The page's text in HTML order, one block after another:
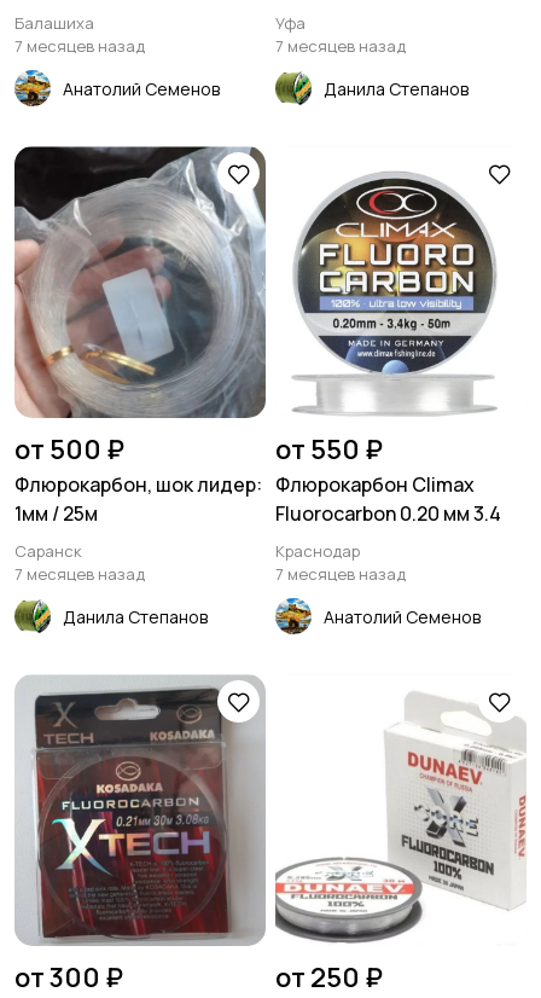
Балашиха
7 месяцев назад
Анатолий Семенов
Уфа
7 месяцев назад
Данила Степанов
от 500 ₽
Флюрокарбон, шок лидер:
1мм / 25м
Саранск
7 месяцев назад
Данила Степанов
от 550 ₽
Флюрокарбон Climax
Fluorocarbon 0.20 мм 3.4
Краснодар
7 месяцев назад
Анатолий Семенов
от 300 ₽ от 250 ₽